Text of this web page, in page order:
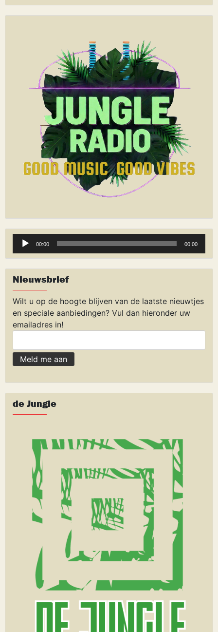
Audiospeler
00:00 00:00
Nieuwsbrief
Wilt u op de hoogte blijven van de laatste nieuwtjes
en speciale aanbiedingen? Vul dan hieronder uw
emailadres in!
de Jungle